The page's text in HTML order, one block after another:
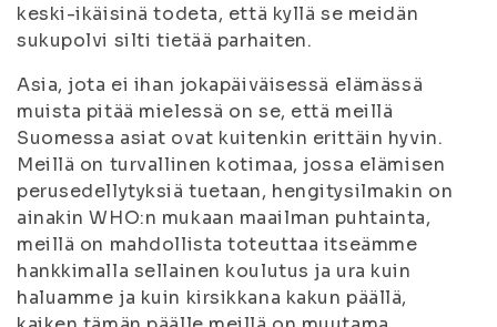
keski-ikäisinä todeta, että kyllä se meidän
sukupolvi silti tietää parhaiten.
Asia, jota ei ihan jokapäiväisessä elämässä
muista pitää mielessä on se, että meillä
Suomessa asiat ovat kuitenkin erittäin hyvin.
Meillä on turvallinen kotimaa, jossa elämisen
perusedellytyksiä tuetaan, hengitysilmakin on
ainakin WHO:n mukaan maailman puhtainta,
meillä on mahdollista toteuttaa itseämme
hankkimalla sellainen koulutus ja ura kuin
haluamme ja kuin kirsikkana kakun päällä,